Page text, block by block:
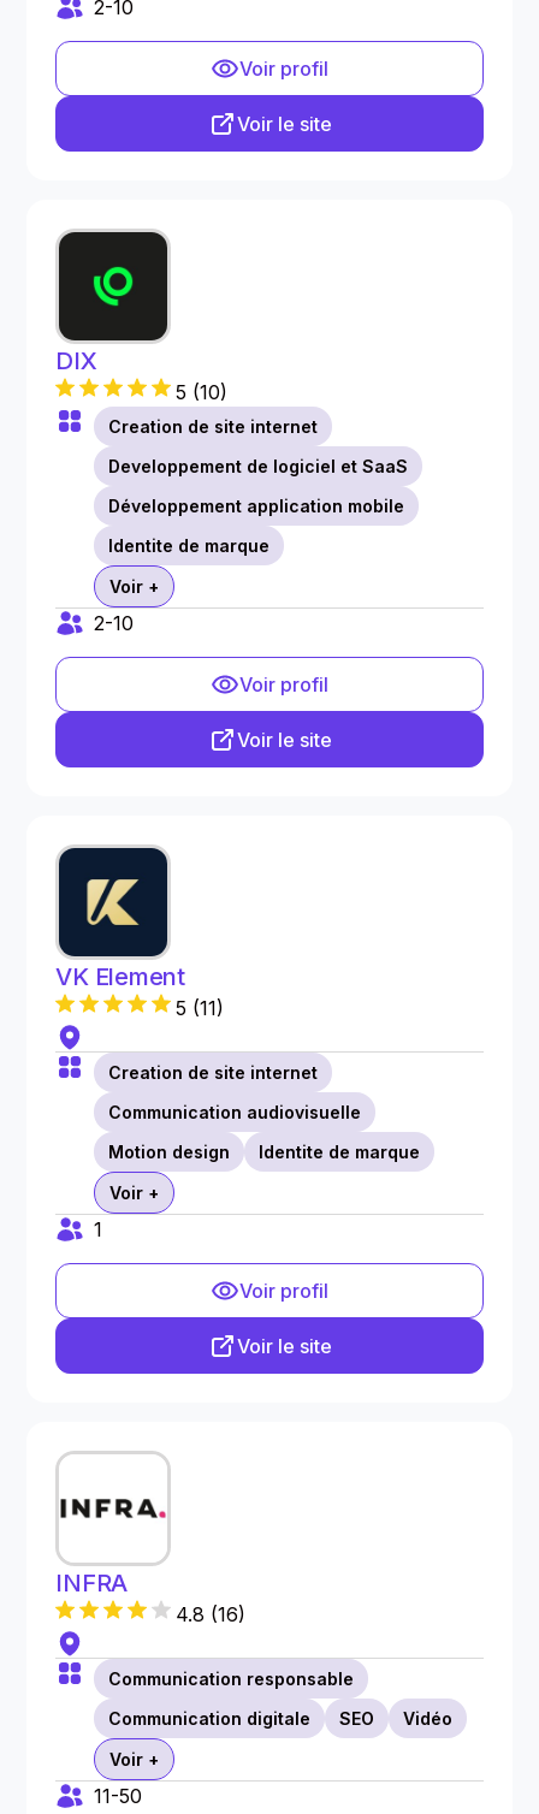
2-10
Voir profil
Voir le site
DIX
5 (10)
Creation de site internet
Developpement de logiciel et SaaS
Développement application mobile
Identite de marque
Voir +
2-10
Voir profil
Voir le site
VK Element
5 (11)
Creation de site internet
Communication audiovisuelle
Motion design
Identite de marque
Voir +
1
Voir profil
Voir le site
INFRA
4.8 (16)
Communication responsable
Communication digitale
SEO
Vidéo
Voir +
11-50